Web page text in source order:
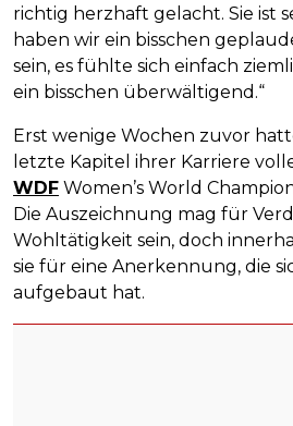
richtig herzhaft gelacht. Sie ist
haben wir ein bisschen
sein, es fühlte sich einfach
ein bisschen überwältigend.“
Erst wenige Wochen zuvor
letzte Kapitel ihrer Karriere
WDF Women’s World
Die Auszeichnung mag für
Wohltätigkeit sein, doch
sie für eine Anerkennung, die
aufgebaut hat.